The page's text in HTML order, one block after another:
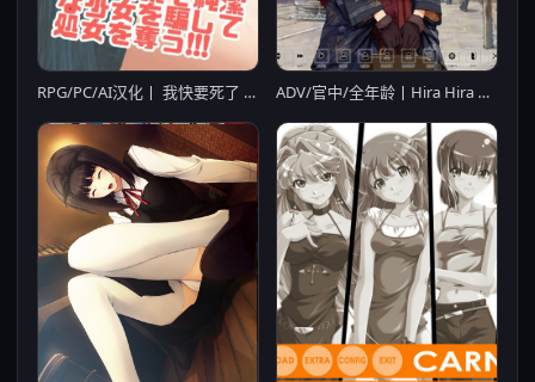
RPG/PC/AI汉化丨 我快要死了 Morior Mori 【20250704】 ADV/官中/全年龄丨Hira Hira Hihiru新作【20231118】